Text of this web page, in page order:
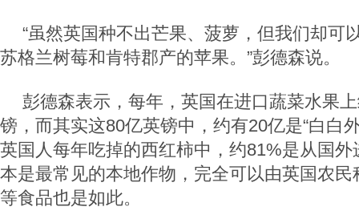
“虽然英国种不出芒果、菠萝，但我们却可
苏格兰树莓和肯特郡产的苹果。”彭德森说。
彭德森表示，每年，英国在进口蔬菜水果
镑，而其实这80亿英镑中，约有20亿是“白白
英国人每年吃掉的西红柿中，约81%是从国
本是最常见的本地作物，完全可以由英国农
等食品也是如此。